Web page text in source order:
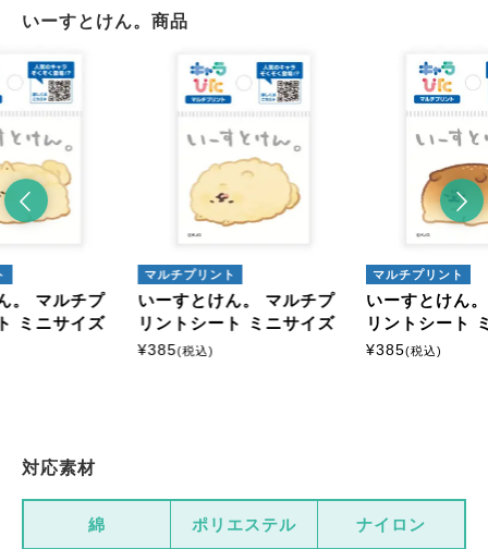
いーすとけん。商品
。 マルチプ
ミニサイズ
マルチプリント
いーすとけん。 マルチプ
リントシート ミニサイズ
¥385(税込)
マルチプリント
いーすとけん
リントシート
¥385(税込)
対応素材
綿 ポリエステル ナイロン